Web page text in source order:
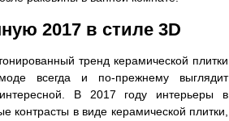
2017 в стиле 3D
тренд керамической плитки
всегда и по-прежнему выглядит
интересной. В 2017 году интерьеры в
контрасты в виде керамической плитки,